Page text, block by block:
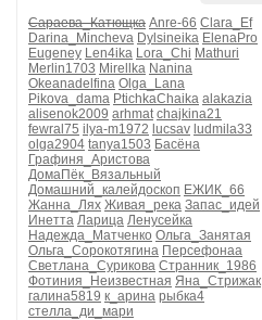
Сараева_Катющка Anre-66 Clara_Ef
Darina_Mincheva Dylsineika ElenaPro
Eugeney Len4ika Lora_Chi Mathuri
Merlin1703 Mirellka Nanina
Okeanadelfina Olga_Lana
Pikova_dama PtichkaChaika alakazia
alisenok2009 arhmat chajkina21
fewral75 ilya-m1972 lucsav ludmila33
olga2904 tanya1503 Басёна
Графиня_Аристова
ДомаПёк_Вязальный
Домашний_калейдоскоп ЕЖИК_66
Жанна_Лях Живая_река Запас_идей
Инетта Ларица Ленусейка
Надежда_Матченко Ольга_Занятая
Ольга_Сорокотягина Персефонаа
Светлана_Сурикова Странник_1986
Фотиния_Неизвестная Яна_Стрижак
галина5819 к_арина рыбка4
стелла_ди_мари